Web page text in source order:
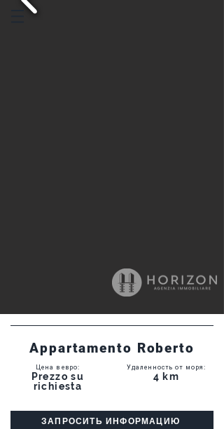
Appartamento Roberto
Цена в евро:
Prezzo su
richiesta
Удаленность от моря :
4 km
ЗАПРОСИТЬ ИНФОРМАЦИЮ